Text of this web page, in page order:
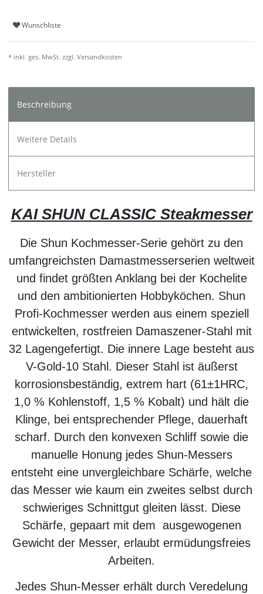
Wunschliste
* inkl. ges. MwSt. zzgl. Versandkosten
Beschreibung
Weitere Details
Hersteller
KAI SHUN CLASSIC Steakmesser
Die Shun Kochmesser-Serie gehört zu den
umfangreichsten Damastmesserserien weltweit
und findet größten Anklang bei der Kochelite
und den ambitionierten Hobbyköchen. Shun
Profi-Kochmesser werden aus einem speziell
entwickelten, rostfreien Damaszener-Stahl mit
32 Lagengefertigt. Die innere Lage besteht aus
V-Gold-10 Stahl. Dieser Stahl ist äußerst
korrosionsbeständig, extrem hart (61±1HRC,
1,0 % Kohlenstoff, 1,5 % Kobalt) und hält die
Klinge, bei entsprechender Pflege, dauerhaft
scharf. Durch den konvexen Schliff sowie die
manuelle Honung jedes Shun-Messers
entsteht eine unvergleichbare Schärfe, welche
das Messer wie kaum ein zweites selbst durch
schwieriges Schnittgut gleiten lässt. Diese
Schärfe, gepaart mit dem ausgewogenen
Gewicht der Messer, erlaubt ermüdungsfreies
Arbeiten.
Jedes Shun-Messer erhält durch Veredelung